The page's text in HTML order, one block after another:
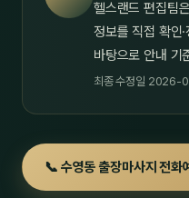
헬스랜드 편집팀
정보를 직접 확인
바탕으로 안내 기
최종 수정일 2026-
📞 수영동 출장마사지 전